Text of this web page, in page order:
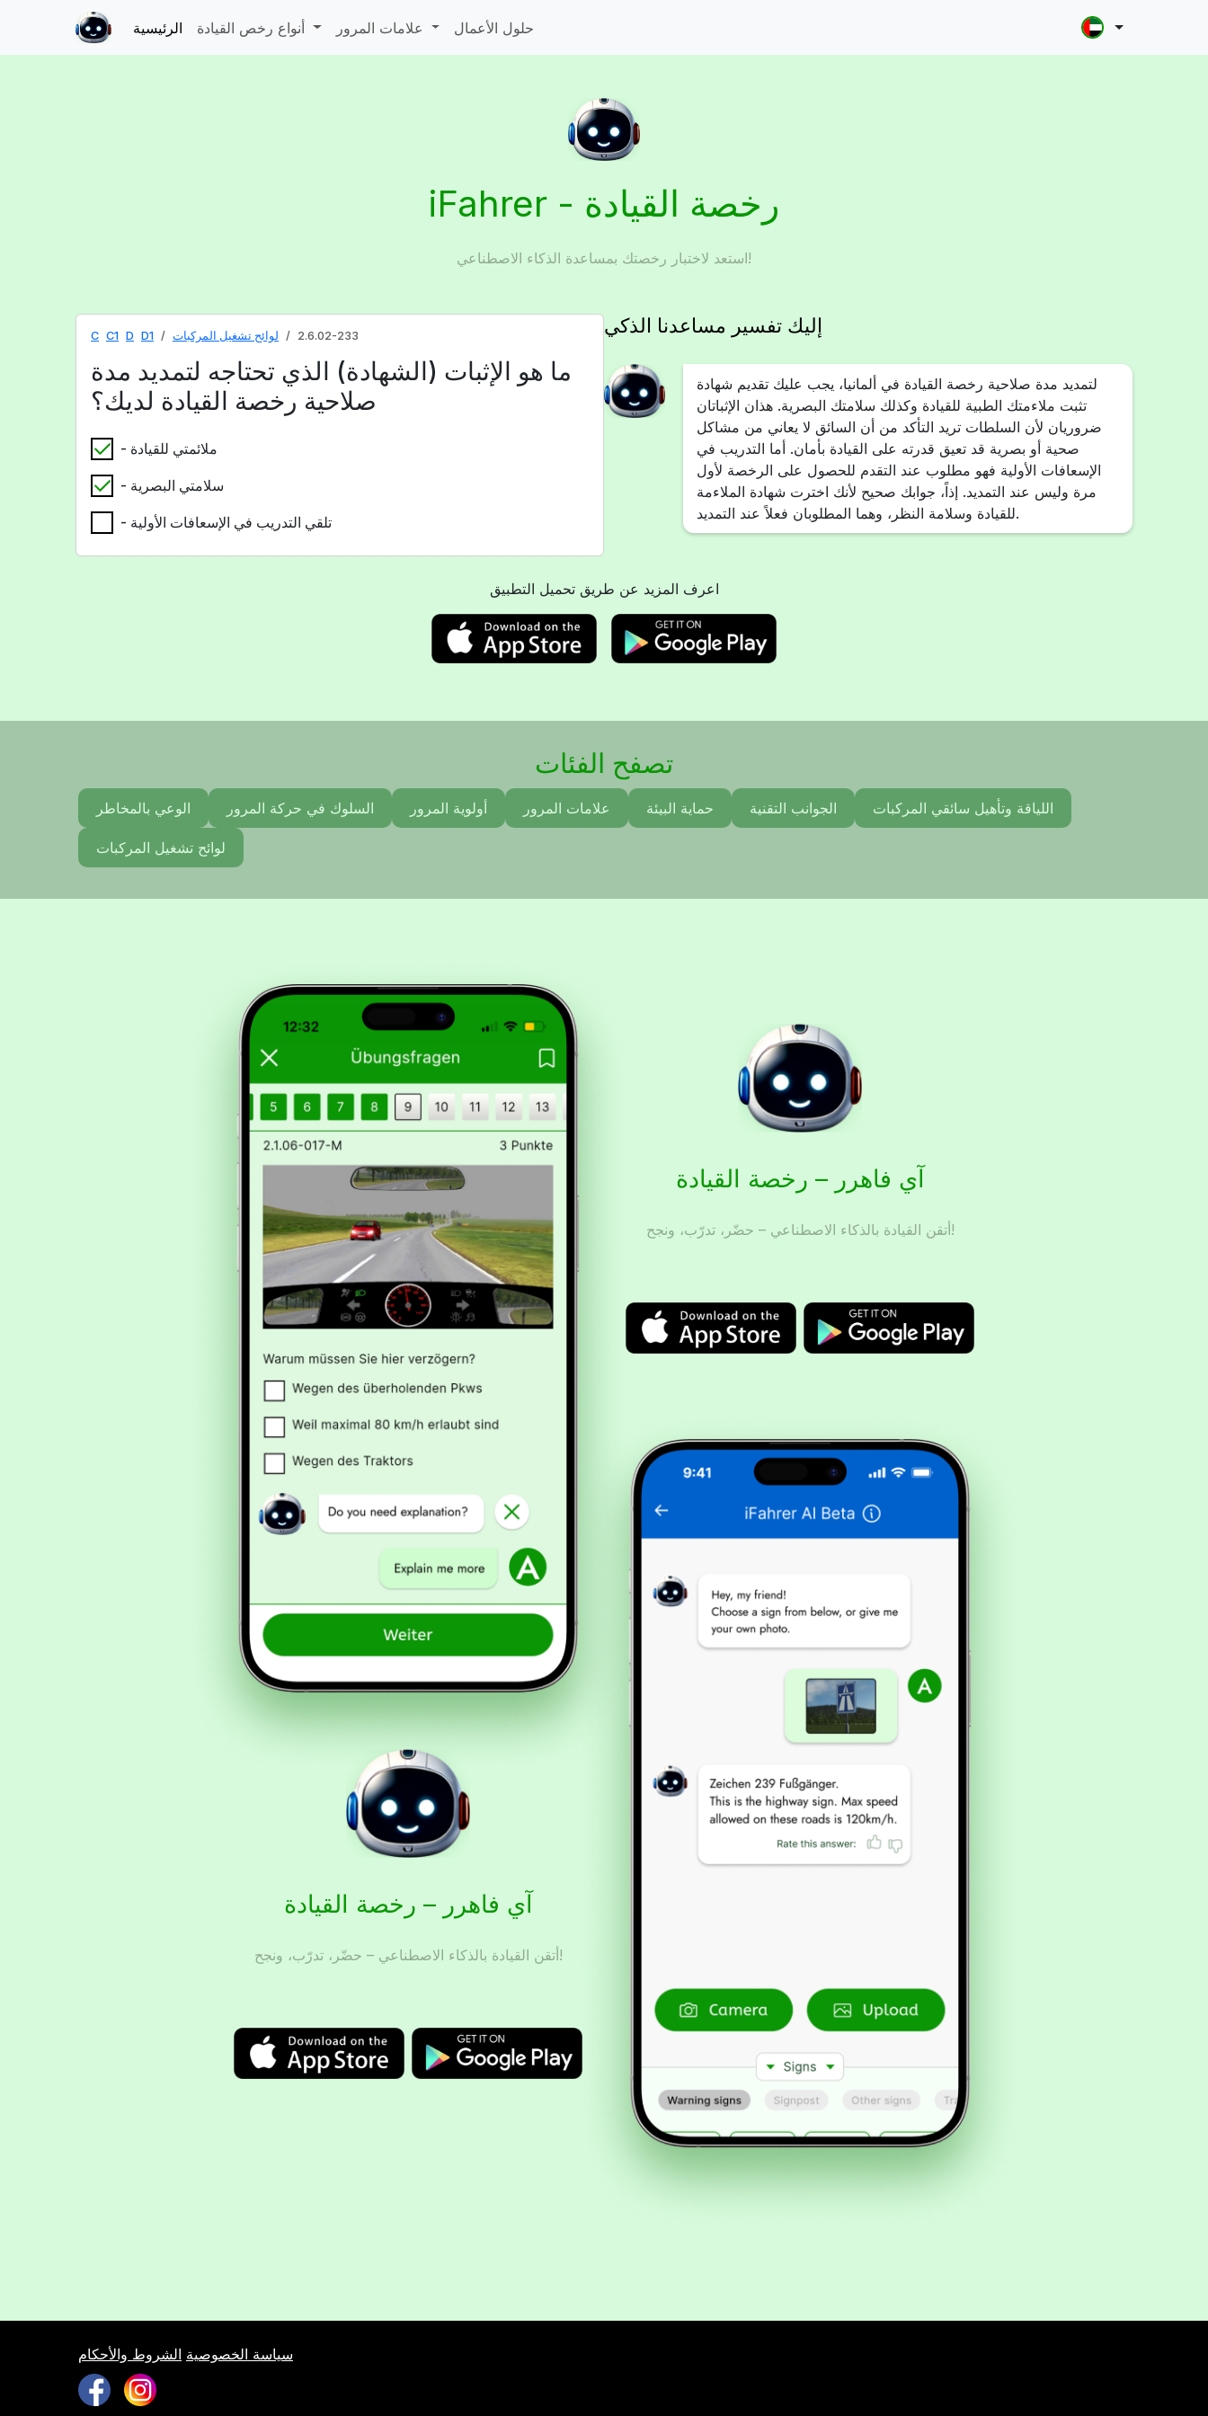
الرئيسية حلول الأعمال
iFahrer - رخصة القيادة
استعد لاختبار رخصتك بمساعدة الذكاء الاصطناعي!
C C1 D D1 لوائح تشغيل المركبات 2.6.02-233
ما هو الإثبات (الشهادة) الذي تحتاجه لتمديد مدة
صلاحية رخصة القيادة لديك؟
- ملائمتي للقيادة
- سلامتي البصرية
- تلقي التدريب في الإسعافات الأولية
إليك تفسير مساعدنا الذكي
لتمديد مدة صلاحية رخصة القيادة في ألمانيا، يجب عليك تقديم شهادة
تثبت ملاءمتك الطبية للقيادة وكذلك سلامتك البصرية. هذان الإثباتان
ضروريان لأن السلطات تريد التأكد من أن السائق لا يعاني من مشاكل
صحية أو بصرية قد تعيق قدرته على القيادة بأمان. أما التدريب في
الإسعافات الأولية فهو مطلوب عند التقدم للحصول على الرخصة لأول
مرة وليس عند التمديد. إذاً، جوابك صحيح لأنك اخترت شهادة الملاءمة
للقيادة وسلامة النظر، وهما المطلوبان فعلاً عند التمديد.
اعرف المزيد عن طريق تحميل التطبيق
تصفح الفئات
الوعي بالمخاطر السلوك في حركة المرور أولوية المرور علامات المرور حماية البيئة الجوانب التقنية اللياقة وتأهيل سائقي المركبات
لوائح تشغيل المركبات
آي فاهرر – رخصة القيادة
أتقن القيادة بالذكاء الاصطناعي – حضّر، تدرّب، ونجح!
آي فاهرر – رخصة القيادة
أتقن القيادة بالذكاء الاصطناعي – حضّر، تدرّب، ونجح!
سياسة الخصوصية الشروط والأحكام